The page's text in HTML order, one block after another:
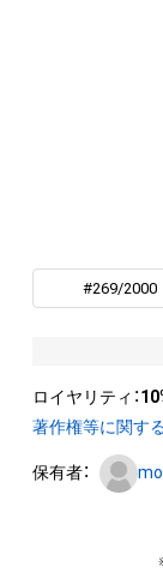
#269/2000
ロイヤリティ ：
著作権等に関す
保有者：